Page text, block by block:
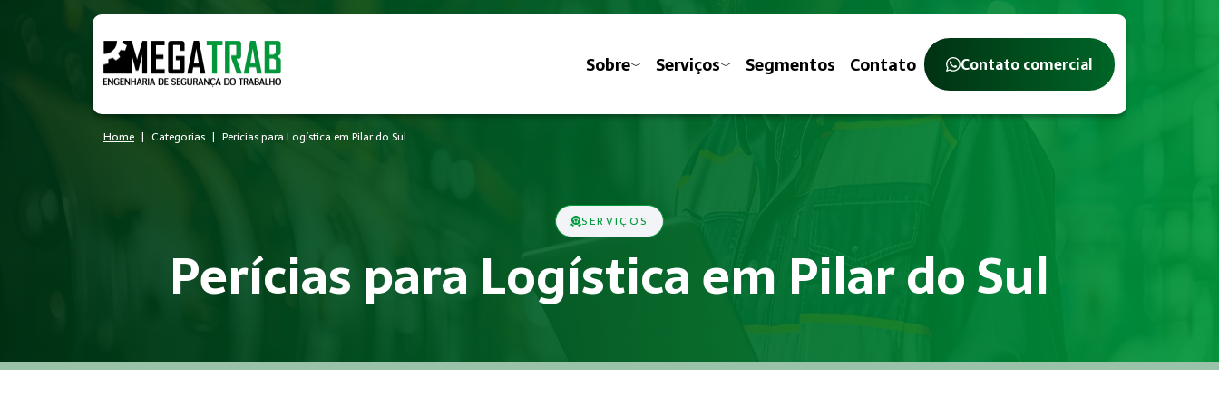
Sobre Serviços Segmentos Contato Contato comercial
Home Categorias Perícias para Logística em Pilar do Sul
SERVIÇOS
Perícias para Logística em Pilar do Sul
Perícias é um conjunto de medidas técnicas e administrativas previstas nas Normas Regulamentadoras do Ministério do Trabalho, com o objetivo de identificar, avaliar e controlar